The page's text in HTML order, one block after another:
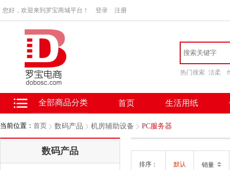
您好，欢迎来到罗宝商城平台！ 登录 注册
热门搜索 洁柔
全部商品分类 首页 生活用纸
当前位置： 首页 数码产品 机房辅助设备 PC服务器
数码产品
排序： 默认 销量